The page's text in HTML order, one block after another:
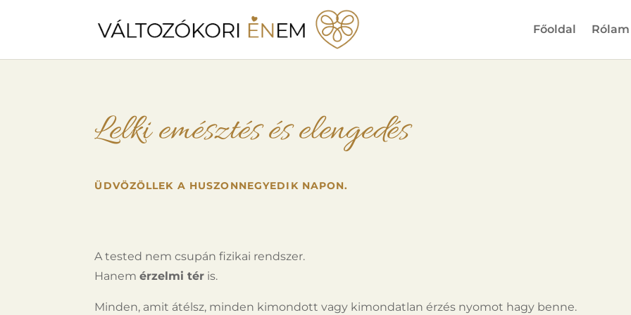
Főoldal Rólam
Lelki emésztés és elengedés
ÜDVÖZÖLLEK A HUSZONNEGYEDIK NAPON.
A tested nem csupán fizikai rendszer.
Hanemérzelmi tér is.
Minden, amit átélsz, minden kimondott vagy kimondatlan érzés nyomot hagy benne.